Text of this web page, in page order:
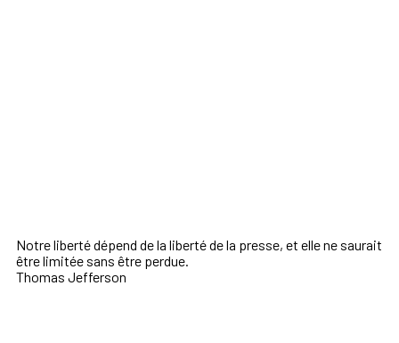
Notre liberté dépend de la liberté de la presse, et elle ne saurait
être limitée sans être perdue.
Thomas Jefferson